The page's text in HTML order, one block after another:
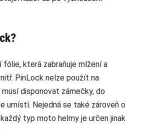
fólie, která zabraňuje mlžení a
PinLock nelze použít na
disponovat zámečky, do
umístí. Nejedná se také zároveň o
typ moto helmy je určen jinak